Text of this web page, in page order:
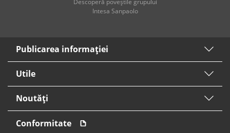
Descoperă poveştile grupului
Intesa Sanpaolo
Publicarea informaţiei
Utile
Noutăți
Conformitate